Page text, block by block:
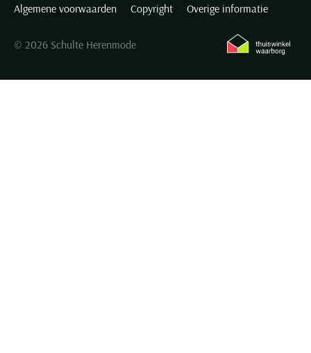
Algemene voorwaarden
Copyright Overige informatie
© 2026 Schulte Herenmode